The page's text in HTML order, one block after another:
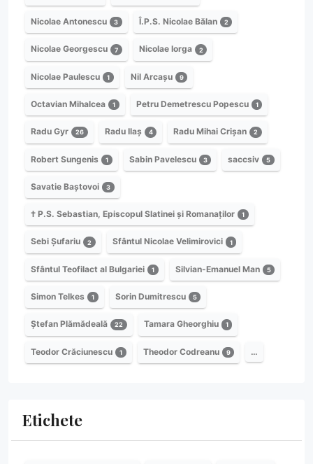
Nicolae Antonescu 3 Î.P.S. Nicolae Bălan 2
Nicolae Georgescu 7 Nicolae Iorga 2
Nicolae Paulescu 1 Nil Arcașu 9
Octavian Mihalcea 1 Petru Demetrescu Popescu 1
Radu Gyr 26 Radu Ilaș 4 Radu Mihai Crișan 2
Robert Sungenis 1 Sabin Pavelescu 3 saccsiv 5
Savatie Baștovoi 3
† P.S. Sebastian, Episcopul Slatinei și Romanaților 1
Sebi Șufariu 2 Sfântul Nicolae Velimirovici 1
Sfântul Teofilact al Bulgariei 1 Silvian-Emanuel Man 5
Simon Telkes 1 Sorin Dumitrescu 5
Ștefan Plămădeală 22 Tamara Gheorghiu 1
Teodor Crăciunescu 1 Theodor Codreanu 9 …
Etichete